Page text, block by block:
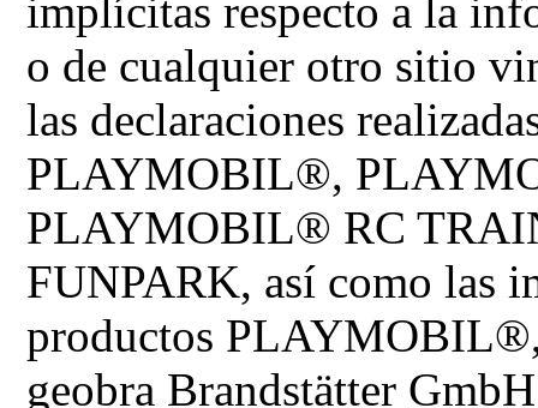
implícitas respecto a la
o de cualquier otro sitio
las declaraciones
PLAYMOBIL®,
PLAYMOBIL® RC
FUNPARK, así como las
productos
geobra Brandstätter